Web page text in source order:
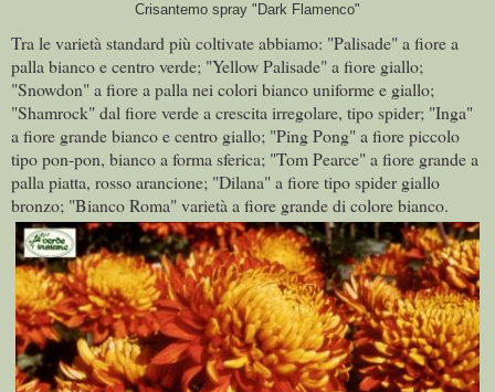
Crisantemo spray "Dark Flamenco"
Tra le varietà standard più coltivate abbiamo: "Palisade" a fiore a
palla bianco e centro verde; "Yellow Palisade" a fiore giallo;
"Snowdon" a fiore a palla nei colori bianco uniforme e giallo;
"Shamrock" dal fiore verde a crescita irregolare, tipo spider; "Inga"
a fiore grande bianco e centro giallo; "Ping Pong" a fiore piccolo
tipo pon-pon, bianco a forma sferica; "Tom Pearce" a fiore grande a
palla piatta, rosso arancione; "Dilana" a fiore tipo spider giallo
bronzo; "Bianco Roma" varietà a fiore grande di colore bianco.